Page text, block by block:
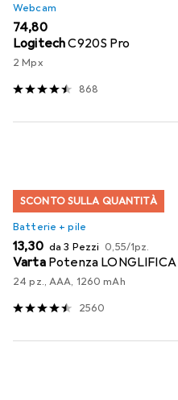
Webcam
EUR
74,80
LogitechC920S Pro
2 Mpx
868
SCONTO SULLA QUANTITÀ
Batterie + pile
EUR
13,30 da 3 Pezzi EUR
0,55/1pz.
Varta Potenza LONGLIFICA
24 pz., AAA, 1260 mAh
2560